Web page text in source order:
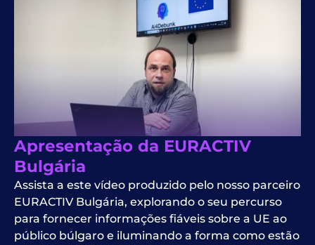
Apresentação da EURACTIV
Bulgária
Assista a este vídeo produzido pelo nosso parceiro
EURACTIV Bulgária, explorando o seu percurso
para fornecer informações fiáveis sobre a UE ao
público búlgaro e iluminando a forma como estão